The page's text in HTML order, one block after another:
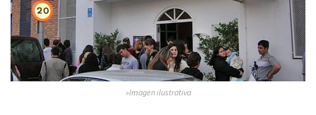
»Imagen ilustrativa